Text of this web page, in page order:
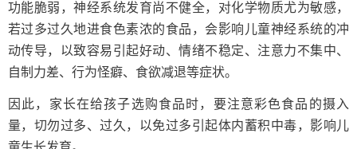
功能脆弱，神经系统发育尚不健全，对化学物质尤为敏感，
若过多过久地进食色素浓的食品，会影响儿童神经系统的冲
动传导，以致容易引起好动、情绪不稳定、注意力不集中、
自制力差、行为怪癖、食欲减退等症状。
因此，家长在给孩子选购食品时，要注意彩色食品的摄入
量，切勿过多、过久，以免过多引起体内蓄积中毒，影响儿